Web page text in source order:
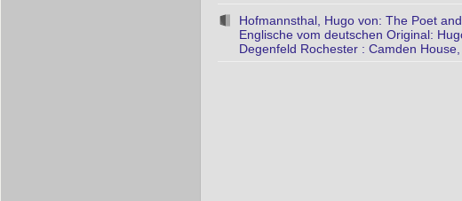
Hofmannsthal, Hugo von: The Poet
Englische vom deutschen Original:
Degenfeld Rochester : Camden